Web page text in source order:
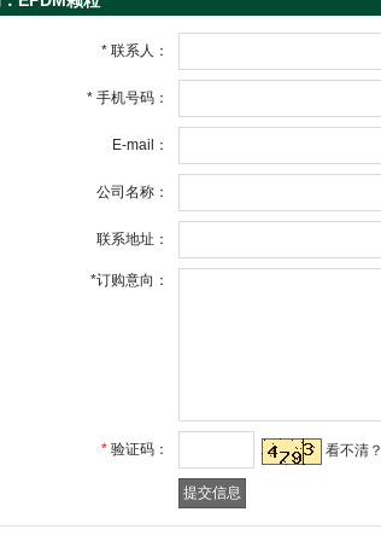
* 联系人：
* 手机号码：
E-mail：
公司名称：
联系地址：
*订购意向：
* 验证码： 看不清？